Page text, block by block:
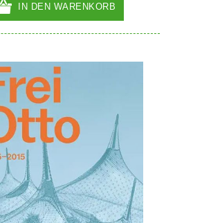
IN DEN WARENKORB